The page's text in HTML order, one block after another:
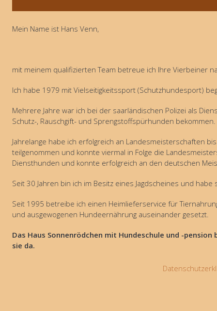
Mein Name ist Hans Venn,
mit meinem qualifizierten Team betreue ich Ihre Vierbeiner
Ich habe 1979 mit Vielseitigkeitssport (Schutzhundesport)
Mehrere Jahre war ich bei der saarländischen Polizei als
Schutz-, Rauschgift- und Sprengstoffspürhunden bekommen.
Jahrelange habe ich erfolgreich an Landesmeisterschaften
teilgenommen und konnte viermal in Folge die
Diensthunden und konnte erfolgreich an den deutschen
Seit 30 Jahren bin ich im Besitz eines Jagdscheines und
Seit 1995 betreibe ich einen Heimlieferservice für
und ausgewogenen Hundeernährung auseinander gesetzt.
Das Haus Sonnenrödchen mit Hundeschule und -
sie da.